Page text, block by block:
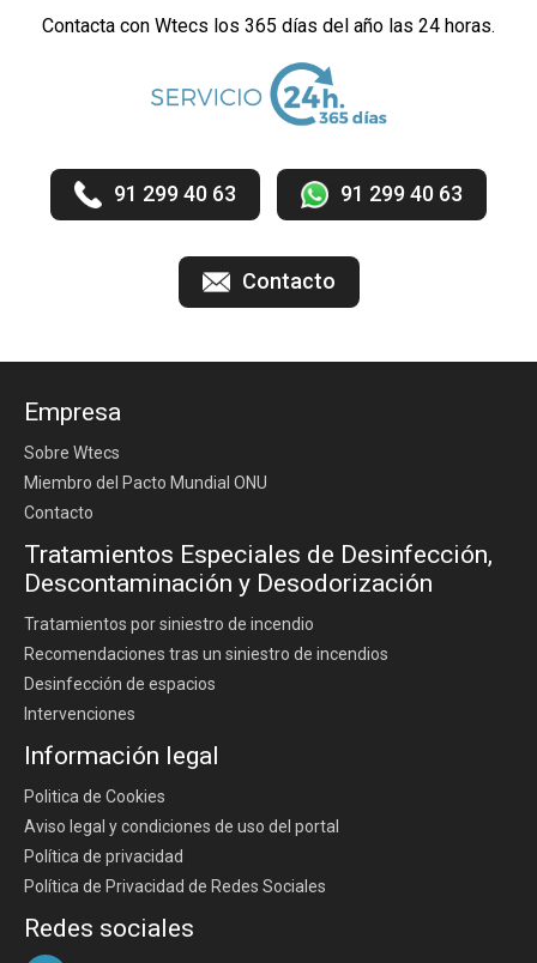
Contacta con Wtecs los 365 días del año las 24 horas.
91 299 40 63 91 299 40 63
Contacto
Empresa
Sobre Wtecs
Miembro del Pacto Mundial ONU
Contacto
Tratamientos Especiales de Desinfección,
Descontaminación y Desodorización
Tratamientos por siniestro de incendio
Recomendaciones tras un siniestro de incendios
Desinfección de espacios
Intervenciones
Información legal
Politica de Cookies
Aviso legal y condiciones de uso del portal
Política de privacidad
Política de Privacidad de Redes Sociales
Redes sociales